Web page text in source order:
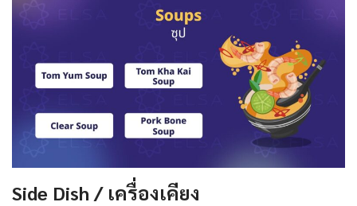
Side Dish / เครื่องเคียง